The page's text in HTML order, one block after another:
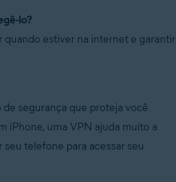
lo?
estiver na internet e garantir
segurança que proteja você
iPhone, uma VPN ajuda muito a
telefone para acessar seu